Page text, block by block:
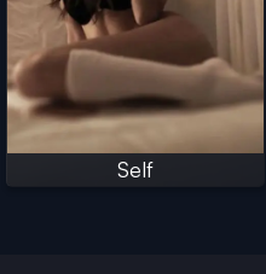
Self